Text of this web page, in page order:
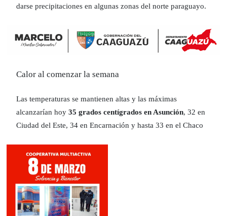
darse precipitaciones en algunas zonas del norte paraguayo.
Calor al comenzar la semana
Las temperaturas se mantienen altas y las máximas
alcanzarían hoy 35 grados centígrados en Asunción, 32 en
Ciudad del Este, 34 en Encarnación y hasta 33 en el Chaco